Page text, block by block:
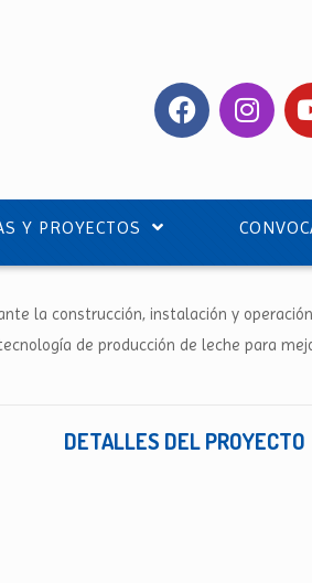
Y PROYECTOS
la construcción, instalación y
de producción de leche para
DETALLES DEL PROYECTO